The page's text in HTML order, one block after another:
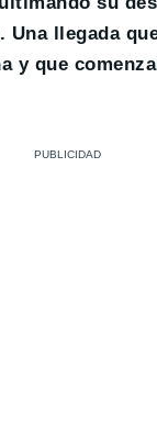
Una llegada
y que